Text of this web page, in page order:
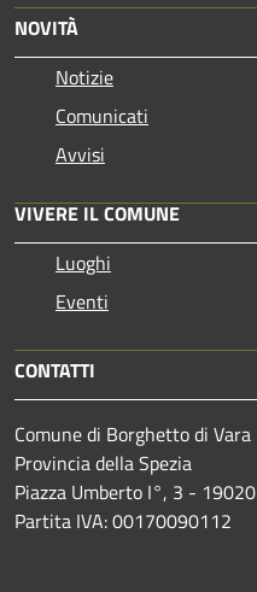
NOVITÀ
Notizie
Comunicati
Avvisi
VIVERE IL COMUNE
Luoghi
Eventi
CONTATTI
Comune di Borghetto di Vara
Provincia della Spezia
Piazza Umberto I°, 3 - 19020
Partita IVA: 00170090112